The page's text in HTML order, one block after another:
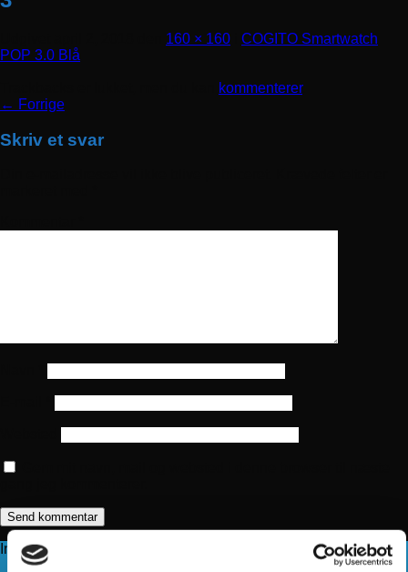
160 × 160
COGITO Smartwatch
POP 3.0 Blå
kommenterer.
← Forrige
Skriv et svar
Information